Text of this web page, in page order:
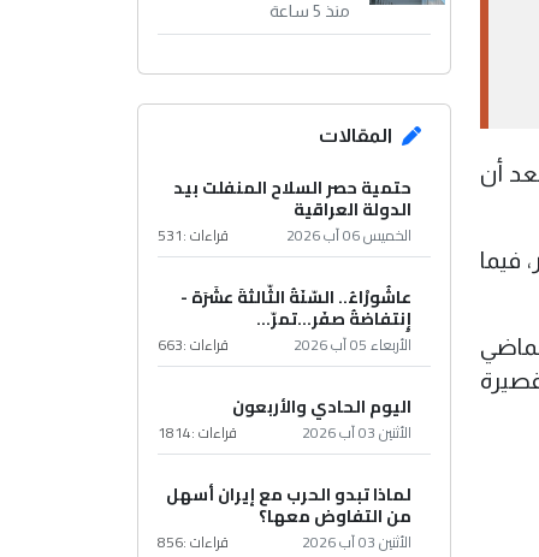
ديناراً عراقياً مقابل كل 100 دولار، بعد أن
في بغداد إلى 154.250 ديناراً مقابل 100 دولار، فيما
بالحرب التي اندلعت في 28 شباط الماضي
منذ 5 ساعة
المقالات
حتمية حصر السلاح المنفلت بيد
الدولة العراقية
الخميس 06 آب 2026 قراءات :531
عاشُورْاءُ.. السّنَةُ الثّالثةَ عشَرَة -
إِنتفاضةُ صفَر…تمرّ...
الأربعاء 05 آب 2026 قراءات :663
اليوم الحادي والأربعون
الأثنين 03 آب 2026 قراءات :1814
لماذا تبدو الحرب مع إيران أسهل
من التفاوض معها؟
الأثنين 03 آب 2026 قراءات :856